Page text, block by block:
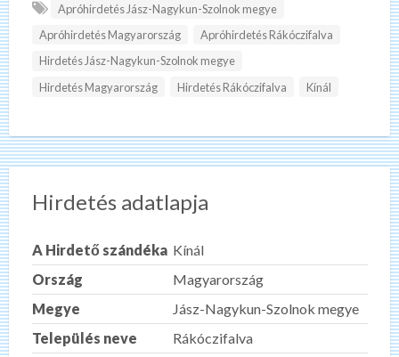
Apróhirdetés Jász-Nagykun-Szolnok megye
Apróhirdetés Magyarország
Apróhirdetés Rákóczifalva
Hirdetés Jász-Nagykun-Szolnok megye
Hirdetés Magyarország
Hirdetés Rákóczifalva Kínál
Hirdetés adatlapja
A Hirdető szándéka Kínál
Ország
Magyarország
Megye
Jász-Nagykun-Szolnok megye
Település neve
Rákóczifalva